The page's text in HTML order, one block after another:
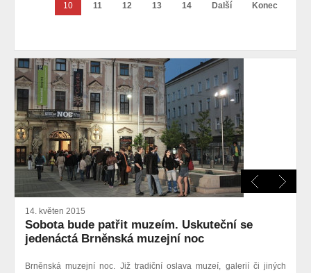
10 11 12 13 14 Další Konec
14. květen 2015
Sobota bude patřit muzeím. Uskuteční se
jedenáctá Brněnská muzejní noc
Brněnská muzejní noc. Již tradiční oslava muzeí, galerií či jiných